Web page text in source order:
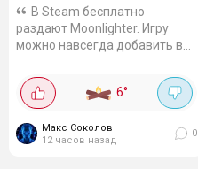
В Steam бесплатно
раздают Moonlighter. Игру
можно навсегда добавить в
20:00. Action-RPG с
элементами roguelite про
Уилла - торговца, который
мечтает стать...
6°
Макс Соколов
12 часов назад
0